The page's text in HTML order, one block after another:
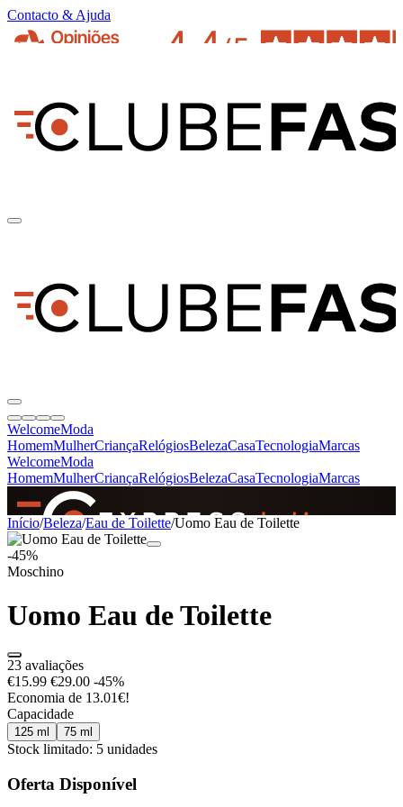
Contacto & Ajuda
WelcomeModa
HomemMulherCriançaRelógiosBelezaCasaTecnologiaMarcas
WelcomeModa
HomemMulherCriançaRelógiosBelezaCasaTecnologiaMarcas
SINCE 2005
Início/Beleza/Eau de Toilette/Uomo Eau de Toilette
-45%
Moschino
Uomo Eau de Toilette
23 avaliações
€15.99 €29.00 -45%
Economia de 13.01€!
Capacidade
125 ml 75 ml
Stock limitado: 5 unidades
Oferta Disponível